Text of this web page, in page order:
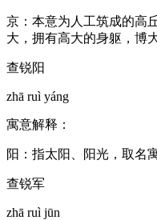
京：本意为人工筑成的高
大，拥有高大的身躯，博
查锐阳
zhā ruì yáng
寓意解释：
阳：指太阳、阳光，取名
查锐军
zhā ruì jūn